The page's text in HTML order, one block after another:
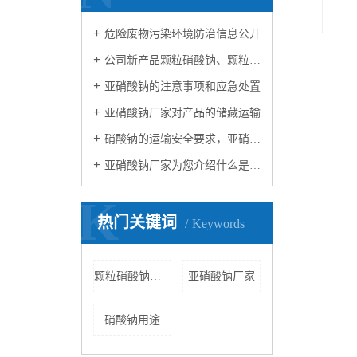
危险废物污染环境防治信息公开
公司新产品颗粒硝酸钠、颗粒亚硝酸钠投产在即
亚硝酸钠的注意事项和应急处置
亚硝酸钠厂家对产品的储藏运输
硝酸钠的运输安全要求，亚硝酸钠厂家为您提供
亚硝酸钠厂家为您介绍什么是亚硝酸钠？
热门关键词 Keywords
K
颗粒硝酸钠公司 亚硝酸钠厂家
硝酸钠用途